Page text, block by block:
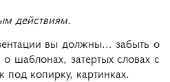
действиям.
вы должны… забыть о
шаблонах, затертых словах с
под копирку, картинках.